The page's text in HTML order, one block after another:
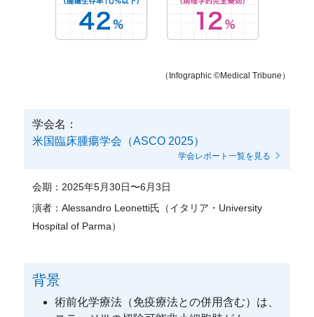
（Infographic ©️Medical Tribune）
学会名：
米国臨床腫瘍学会（ASCO 2025）
学会レポート一覧を見る
会期： 2025年5月30日〜6月3日
演者：Alessandro Leonetti氏（イタリア・University
Hospital of Parma）
背景
術前化学療法（免疫療法との併用含む）は、